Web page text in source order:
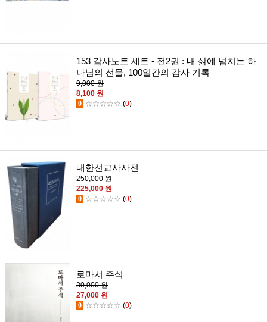
153 감사노트 세트 - 전2권 : 내 삶에 넘치는 하
나님의 선물, 100일간의 감사 기록
9,000 원
8,100 원
0 ☆☆☆☆☆ (0)
내한선교사사전
250,000 원
225,000 원
0 ☆☆☆☆☆ (0)
로마서 주석
30,000 원
27,000 원
0 ☆☆☆☆☆ (0)